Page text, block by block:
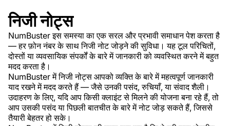
निजी नोट्स
NumBuster इस समस्या का एक सरल और प्रभावी समाधान पेश करता है
— हर फ़ोन नंबर के साथ निजी नोट जोड़ने की सुविधा। यह टूल परिचितों,
दोस्तों या व्यवसायिक संपर्कों के बारे में जानकारी को व्यवस्थित करने में बहुत
मदद करता है।
NumBuster में निजी नोट्स आपको व्यक्ति के बारे में महत्वपूर्ण जानकारी
याद रखने में मदद करते हैं — जैसे उनकी पसंद, रुचियाँ, या संवाद शैली।
उदाहरण के लिए, यदि आप किसी क्लाइंट से मिलने की योजना बना रहे हैं, तो
आप उसकी पसंद या पिछली बातचीत के बारे में नोट जोड़ सकते हैं, जिससे
तैयारी बेहतर हो सके।